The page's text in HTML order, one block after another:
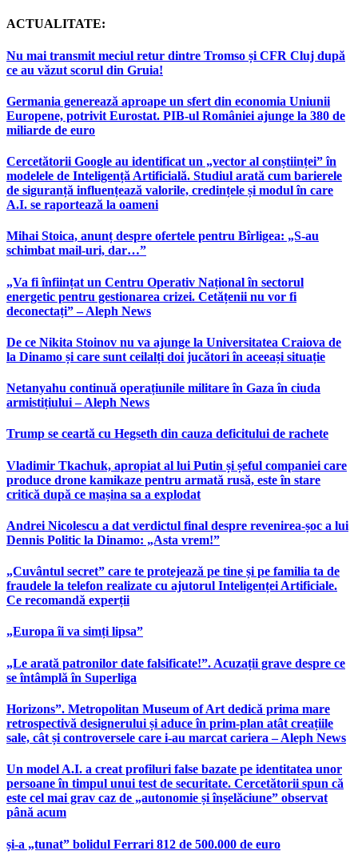
ACTUALITATE:
Nu mai transmit meciul retur dintre Tromso și CFR Cluj după
ce au văzut scorul din Gruia!
Germania generează aproape un sfert din economia Uniunii
Europene, potrivit Eurostat. PIB-ul României ajunge la 380 de
miliarde de euro
Cercetătorii Google au identificat un „vector al conștiinței” în
modelele de Inteligență Artificială. Studiul arată cum barierele
de siguranță influențează valorile, credințele și modul în care
A.I. se raportează la oameni
Mihai Stoica, anunț despre ofertele pentru Bîrligea: „S-au
schimbat mail-uri, dar…”
„Va fi înființat un Centru Operativ Național în sectorul
energetic pentru gestionarea crizei. Cetățenii nu vor fi
deconectați” – Aleph News
De ce Nikita Stoinov nu va ajunge la Universitatea Craiova de
la Dinamo și care sunt ceilalți doi jucători în aceeași situație
Netanyahu continuă operațiunile militare în Gaza în ciuda
armistițiului – Aleph News
Trump se ceartă cu Hegseth din cauza deficitului de rachete
Vladimir Tkachuk, apropiat al lui Putin și șeful companiei care
produce drone kamikaze pentru armată rusă, este în stare
critică după ce mașina sa a explodat
Andrei Nicolescu a dat verdictul final despre revenirea-șoc a lui
Dennis Politic la Dinamo: „Asta vrem!”
„Cuvântul secret” care te protejează pe tine și pe familia ta de
fraudele la telefon realizate cu ajutorul Inteligenței Artificiale.
Ce recomandă experții
„Europa îi va simți lipsa”
„Le arată patronilor date falsificate!”. Acuzații grave despre ce
se întâmplă în Superliga
Horizons”. Metropolitan Museum of Art dedică prima mare
retrospectivă designerului și aduce în prim-plan atât creațiile
sale, cât și controversele care i-au marcat cariera – Aleph News
Un model A.I. a creat profiluri false bazate pe identitatea unor
persoane în timpul unui test de securitate. Cercetătorii spun că
este cel mai grav caz de „autonomie și înșelăciune” observat
până acum
și-a „tunat” bolidul Ferrari 812 de 500.000 de euro